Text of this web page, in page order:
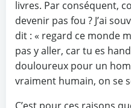
livres. Par conséquent,
devenir pas fou ? J’ai
dit : « regard ce monde
pas y aller, car tu es
douloureux pour un
vraiment humain, on se